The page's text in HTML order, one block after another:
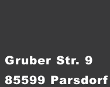
Gruber Str. 9
85599 Parsdorf